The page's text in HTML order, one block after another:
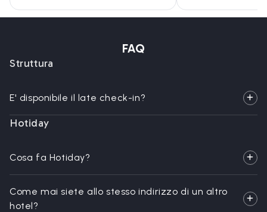
FAQ
Struttura
E' disponibile il late check-in?
Hotiday
Cosa fa Hotiday?
Come mai siete allo stesso indirizzo di un altro
hotel?